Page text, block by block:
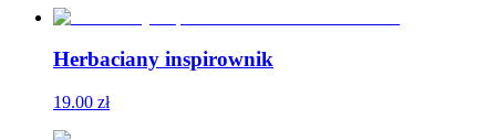
Herbaciany inspirownik
19.00 zł